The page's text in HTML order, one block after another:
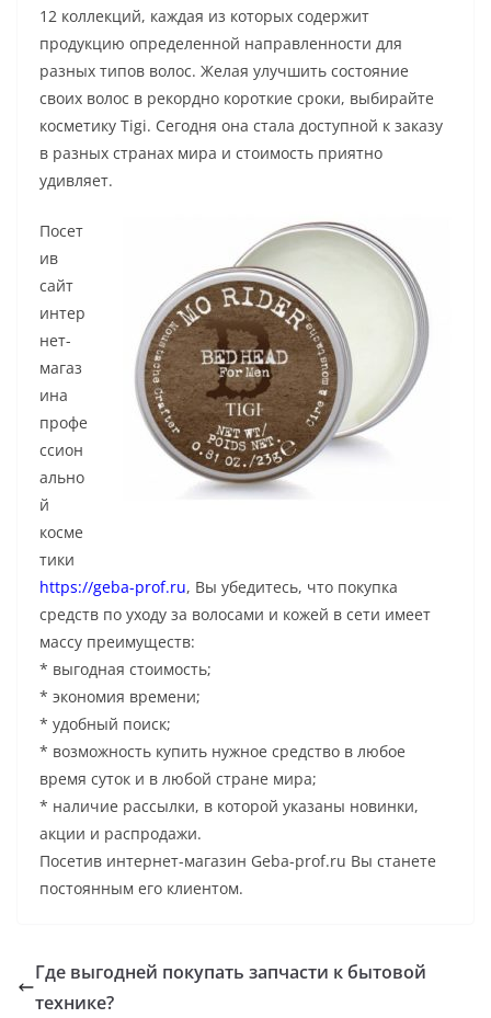
12 коллекций, каждая из которых содержит
продукцию определенной направленности для
разных типов волос. Желая улучшить состояние
своих волос в рекордно короткие сроки, выбирайте
косметику Tigi. Сегодня она стала доступной к заказу
в разных странах мира и стоимость приятно
удивляет.
Посет
ив
сайт
интер
нет-
магаз
ина
профе
ссион
ально
й
косме
тики
https://geba-prof.ru, Вы убедитесь, что покупка
средств по уходу за волосами и кожей в сети имеет
массу преимуществ:
* выгодная стоимость;
* экономия времени;
* удобный поиск;
* возможность купить нужное средство в любое
время суток и в любой стране мира;
* наличие рассылки, в которой указаны новинки,
акции и распродажи.
Посетив интернет-магазин Geba-prof.ru Вы станете
постоянным его клиентом.
Где выгодней покупать запчасти к бытовой
технике?